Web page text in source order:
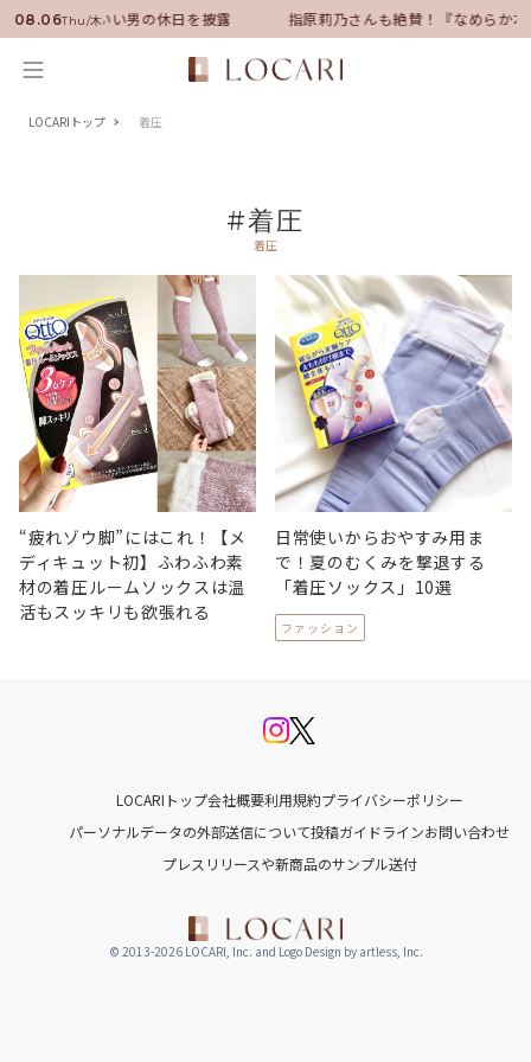
08.06Thu/木
ーに就任！いい男の休日を披露 指原莉乃さんも絶賛！『なめらか
LOCARIトップ 着圧
#着圧
着圧
“疲れゾウ脚”にはこれ！【メ
ディキュット初】ふわふわ素
材の着圧ルームソックスは温
活もスッキリも欲張れる
日常使いからおやすみ用ま
で！夏のむくみを撃退する
「着圧ソックス」10選
ファッション
LOCARIトップ会社概要利用規約プライバシーポリシー
パーソナルデータの外部送信について投稿ガイドラインお問い合わせ
プレスリリースや新商品のサンプル送付
© 2013-2026 LOCARI, Inc. and Logo Design by artless, Inc.